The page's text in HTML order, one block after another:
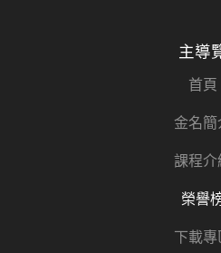
主導
首頁
金名簡
課程介
榮譽
下載專